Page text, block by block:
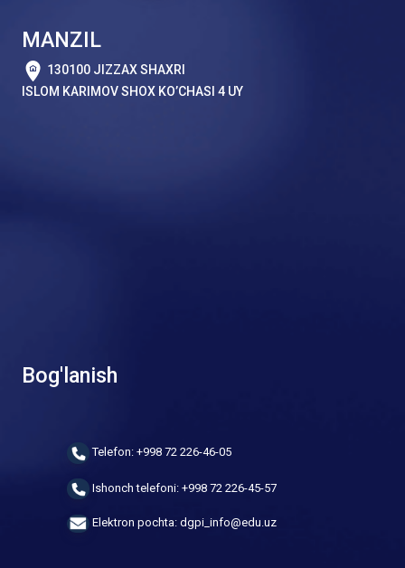
MANZIL
130100 JIZZAX SHAXRI
ISLOM KARIMOV SHOX KO’CHASI 4 UY
Bog'lanish
Telefon: +998 72 226-46-05
Ishonch telefoni: +998 72 226-45-57
Elektron pochta: dgpi_info@edu.uz